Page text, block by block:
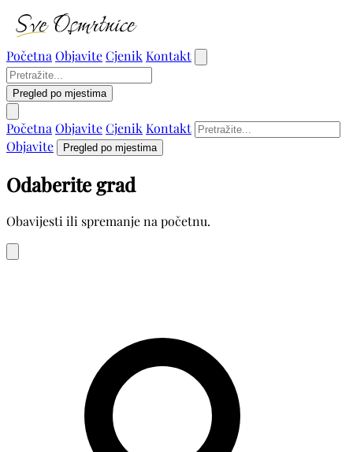
Početna ObjaviteCjenik Kontakt
Pregled po mjestima
Početna ObjaviteCjenik Kontakt
Objavite
Pregled po mjestima
Odaberite grad
Obavijesti ili spremanje na početnu.